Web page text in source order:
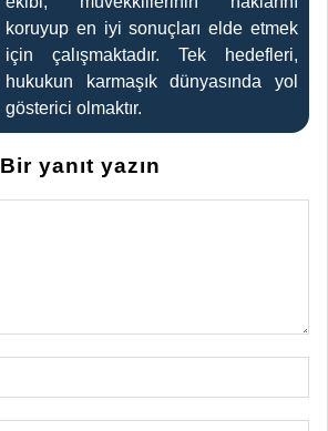
koruyup en iyi sonuçları elde etmek
için çalışmaktadır. Tek hedefleri,
hukukun karmaşık dünyasında yol
gösterici olmaktır.
Bir yanıt yazın